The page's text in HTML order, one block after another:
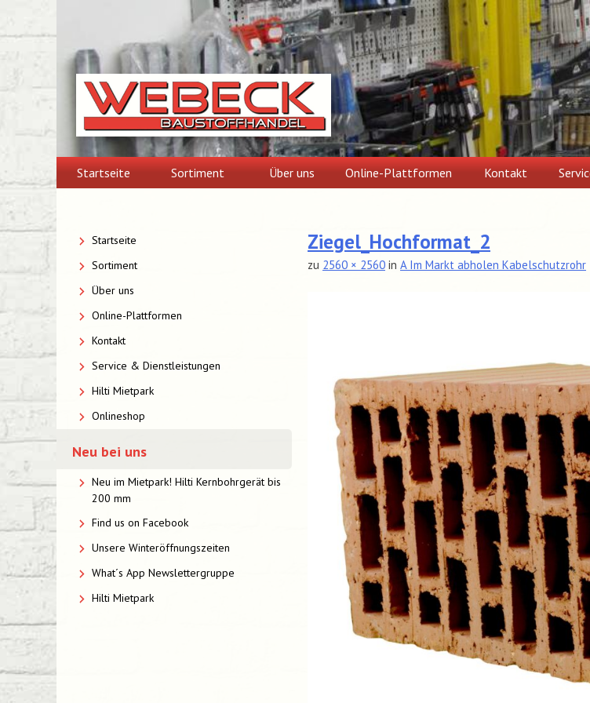
content
Startseite Sortiment Über uns Online-Plattformen Kontakt
Ziegel_Hochformat_2
zu 2560 × 2560 in A Im Markt abholen Kabelschutzrohr
Startseite
Sortiment
Über uns
Online-Plattformen
Kontakt
Service & Dienstleistungen
Hilti Mietpark
Onlineshop
Neu bei uns
Neu im Mietpark! Hilti Kernbohrgerät bis
200 mm
Find us on Facebook
Unsere Winteröffnungszeiten
What´s App Newslettergruppe
Hilti Mietpark